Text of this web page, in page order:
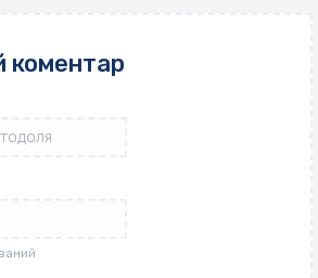
коментар